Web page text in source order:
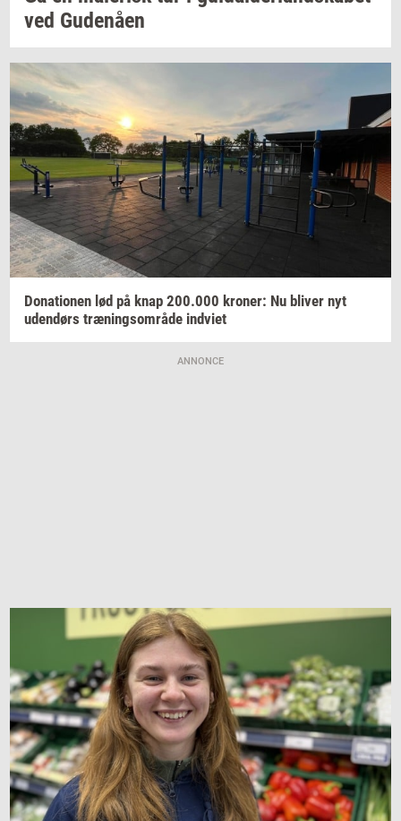
ved Gu­denå­en
Do­na­tio­nen lød på knap 200.000 kro­ner: Nu bli­ver nyt
uden­dørs træ­nings­om­rå­de ind­vi­et
ANNONCE